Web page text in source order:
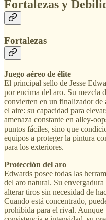
Fortalezas y
Fortalezas
Juego aéreo de élite
El principal sello de Jesse
por encima del aro. Su mezcla
convierten en un finalizador
el aire: su capacidad para
amenaza constante en alley-
puntos fáciles, sino que
equipos a proteger la pintura
para los exteriores.
Protección del aro
Edwards posee todas las
del aro natural. Su
alterar tiros sin necesidad de
Cuando está concentrado,
prohibida para el rival. Aunque